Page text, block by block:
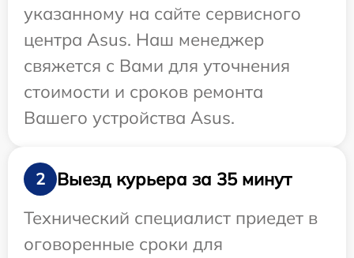
указанному на сайте сервисного
центра Asus. Наш менеджер
свяжется с Вами для уточнения
стоимости и сроков ремонта
Вашего устройства Asus.
2
Выезд курьера за 35 минут
Технический специалист приедет в
оговоренные сроки для